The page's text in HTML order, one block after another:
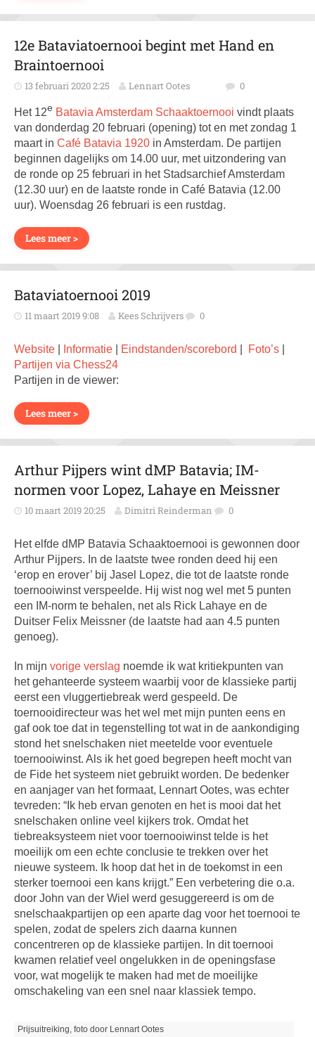
12e Bataviatoernooi begint met Hand en
Braintoernooi
13 februari 2020 2:25 Lennart Ootes 0
Het 12e Batavia Amsterdam Schaaktoernooi vindt plaats
van donderdag 20 februari (opening) tot en met zondag 1
maart in Café Batavia 1920 in Amsterdam. De partijen
beginnen dagelijks om 14.00 uur, met uitzondering van
de ronde op 25 februari in het Stadsarchief Amsterdam
(12.30 uur) en de laatste ronde in Café Batavia (12.00
uur). Woensdag 26 februari is een rustdag.
Lees meer >
Bataviatoernooi 2019
11 maart 2019 9:08 Kees Schrijvers 0
Website Informatie Eindstanden/scorebord Foto’s
Partijen via Chess24
Partijen in de viewer:
Lees meer >
Arthur Pijpers wint dMP Batavia; IM-
normen voor Lopez, Lahaye en Meissner
10 maart 2019 20:25 Dimitri Reinderman 0
Het elfde dMP Batavia Schaaktoernooi is gewonnen door
Arthur Pijpers. In de laatste twee ronden deed hij een
‘erop en erover’ bij Jasel Lopez, die tot de laatste ronde
toernooiwinst verspeelde. Hij wist nog wel met 5 punten
een IM-norm te behalen, net als Rick Lahaye en de
Duitser Felix Meissner (de laatste had aan 4.5 punten
genoeg).
In mijn vorige verslag noemde ik wat kritiekpunten van
het gehanteerde systeem waarbij voor de klassieke partij
eerst een vluggertiebreak werd gespeeld. De
toernooidirecteur was het wel met mijn punten eens en
gaf ook toe dat in tegenstelling tot wat in de aankondiging
stond het snelschaken niet meetelde voor eventuele
toernooiwinst. Als ik het goed begrepen heeft mocht van
de Fide het systeem niet gebruikt worden. De bedenker
en aanjager van het formaat, Lennart Ootes, was echter
tevreden: “Ik heb ervan genoten en het is mooi dat het
snelschaken online veel kijkers trok. Omdat het
tiebreaksysteem niet voor toernooiwinst telde is het
moeilijk om een echte conclusie te trekken over het
nieuwe systeem. Ik hoop dat het in de toekomst in een
sterker toernooi een kans krijgt.” Een verbetering die o.a.
door John van der Wiel werd gesuggereerd is om de
snelschaakpartijen op een aparte dag voor het toernooi te
spelen, zodat de spelers zich daarna kunnen
concentreren op de klassieke partijen. In dit toernooi
kwamen relatief veel ongelukken in de openingsfase
voor, wat mogelijk te maken had met de moeilijke
omschakeling van een snel naar klassiek tempo.
Prijsuitreiking, foto door Lennart Ootes